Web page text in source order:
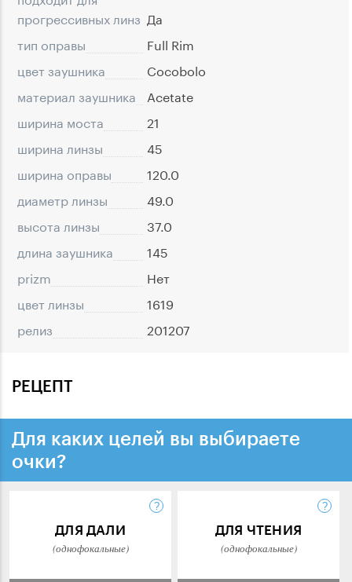
прогрессивных линз Да
тип оправы
Full Rim
цвет заушника
Cocobolo
материал заушника
Acetate
ширина моста
21
ширина линзы
45
ширина оправы
120.0
диаметр линзы
49.0
высота линзы
37.0
длина заушника
145
prizm
Нет
цвет линзы
1619
релиз
201207
РЕЦЕПТ
Для каких целей вы выбираете
очки?
ДЛЯ ДАЛИ
(однофокальные)
ДЛЯ ЧТЕНИЯ
(однофокальные)